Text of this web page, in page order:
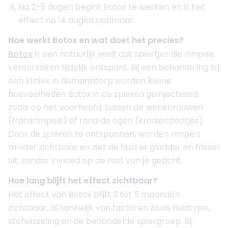
Na 2-5 dagen begint Botox te werken en is het
effect na 14 dagen optimaal.
Hoe werkt Botox en wat doet het precies?
Botox is een natuurlijk eiwit dat spiertjes die rimpels
veroorzaken tijdelijk ontspant. Bij een behandeling bij
een kliniek in Numansdorp worden kleine
hoeveelheden Botox in de spieren geïnjecteerd,
zoals op het voorhoofd, tussen de wenkbrauwen
(fronsrimpels) of rond de ogen (kraaienpootjes).
Door de spieren te ontspannen, worden rimpels
minder zichtbaar en ziet de huid er gladder en frisser
uit, zonder invloed op de rest van je gezicht.
Hoe lang blijft het effect zichtbaar?
Het effect van Botox blijft 3 tot 5 maanden
zichtbaar, afhankelijk van factoren zoals huidtype,
stofwisseling en de behandelde spiergroep. Bij